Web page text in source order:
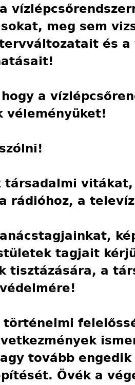
meg sem
és a
a
véleményüket!
társadalmi
rádióhoz, a
tagjait
tisztázására, a
történelmi
tovább
Övék a